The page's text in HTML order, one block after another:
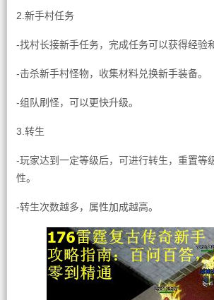
2.新手村任务
-找村长接新手任务，完成任务可以获得经验
-击杀新手村怪物，收集材料兑换新手装备。
-组队刷怪，可以更快升级。
3.转生
-玩家达到一定等级后，可进行转生，重置等
性。
-转生次数越多，属性加成越高。